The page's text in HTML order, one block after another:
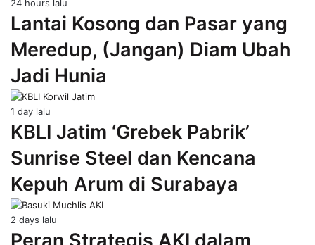
24 hours lalu
Lantai Kosong dan Pasar yang
Meredup, (Jangan) Diam Ubah
Jadi Hunia
1 day lalu
KBLI Jatim ‘Grebek Pabrik’
Sunrise Steel dan Kencana
Kepuh Arum di Surabaya
2 days lalu
Peran Strategis AKI dalam